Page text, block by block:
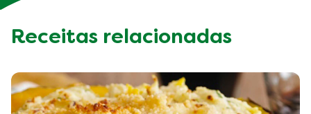
Receitas relacionadas